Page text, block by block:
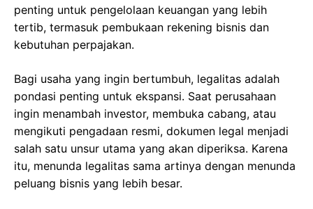
penting untuk pengelolaan keuangan yang lebih
tertib, termasuk pembukaan rekening bisnis dan
kebutuhan perpajakan.
Bagi usaha yang ingin bertumbuh, legalitas adalah
pondasi penting untuk ekspansi. Saat perusahaan
ingin menambah investor, membuka cabang, atau
mengikuti pengadaan resmi, dokumen legal menjadi
salah satu unsur utama yang akan diperiksa. Karena
itu, menunda legalitas sama artinya dengan menunda
peluang bisnis yang lebih besar.